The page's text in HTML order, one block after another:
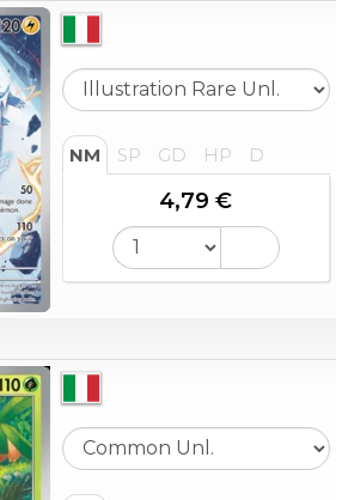
NM SP GD HP D
4,79 €